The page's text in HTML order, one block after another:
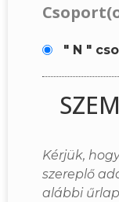
" N "
Kérjük,
szereplő
alábbi